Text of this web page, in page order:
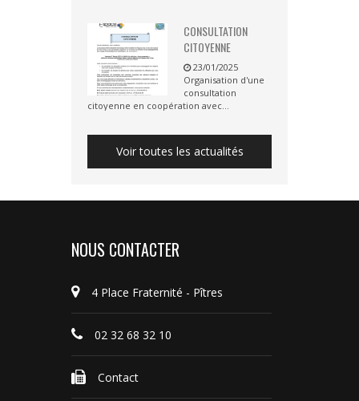
CONSULTATION
CITOYENNE
23/01/2025
Organisation d'une
consultation
citoyenne en coopération avec...
Voir toutes les actualités
NOUS CONTACTER
4 Place Fraternité - Pîtres
02 32 68 32 10
Contact